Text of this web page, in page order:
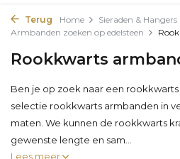
Terug Home Sieraden & Hangers
Armbanden zoeken op edelsteen
Rookkwarts
Ben je op zoek naar een
selectie rookkwarts armbanden in
maten. We kunnen de rookkwarts
gewenste lengte en sam...
Lees meer